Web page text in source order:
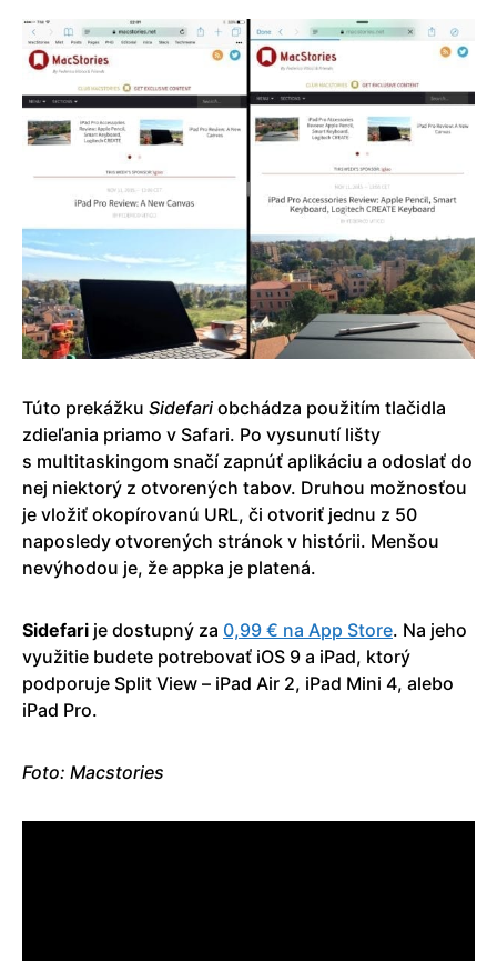
Túto prekážku Sidefari obchádza použitím tlačidla
zdieľania priamo v Safari. Po vysunutí lišty
s multitaskingom snačí zapnúť aplikáciu a odoslať do
nej niektorý z otvorených tabov. Druhou možnosťou
je vložiť okopírovanú URL, či otvoriť jednu z 50
naposledy otvorených stránok v histórii. Menšou
nevýhodou je, že appka je platená.
Sidefari je dostupný za 0,99 € na App Store. Na jeho
využitie budete potrebovať iOS 9 a iPad, ktorý
podporuje Split View – iPad Air 2, iPad Mini 4, alebo
iPad Pro.
Foto: Macstories